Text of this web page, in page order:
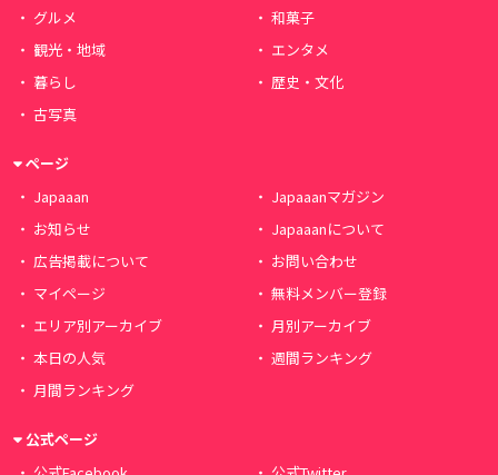
グルメ
和菓子
観光・地域
エンタメ
暮らし
歴史・文化
古写真
ページ
Japaaan
Japaaanマガジン
お知らせ
Japaaanについて
広告掲載について
お問い合わせ
マイページ
無料メンバー登録
エリア別アーカイブ
月別アーカイブ
本日の人気
週間ランキング
月間ランキング
公式ページ